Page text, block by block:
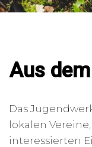
Aus
Das
lokalen
interessierten